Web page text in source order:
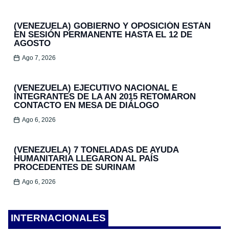
(VENEZUELA) GOBIERNO Y OPOSICIÓN ESTÁN
EN SESIÓN PERMANENTE HASTA EL 12 DE
AGOSTO
Ago 7, 2026
(VENEZUELA) EJECUTIVO NACIONAL E
INTEGRANTES DE LA AN 2015 RETOMARON
CONTACTO EN MESA DE DIÁLOGO
Ago 6, 2026
(VENEZUELA) 7 TONELADAS DE AYUDA
HUMANITARIA LLEGARON AL PAÍS
PROCEDENTES DE SURINAM
Ago 6, 2026
INTERNACIONALES